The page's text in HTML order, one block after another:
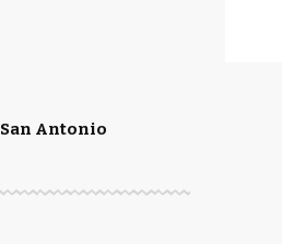
San Antonio